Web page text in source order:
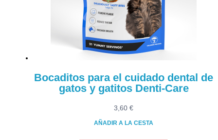
Bocaditos para el cuidado dental de
gatos y gatitos Denti-Care
3,60 €
AÑADIR A LA CESTA